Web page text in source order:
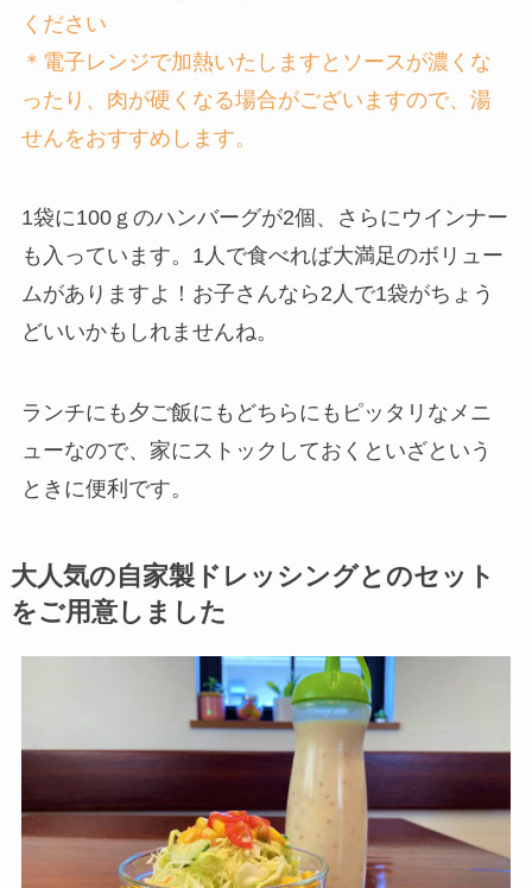
ください
＊電子レンジで加熱いたしますとソースが濃くな
ったり、肉が硬くなる場合がございますので、湯
せんをおすすめします。
1袋に100ｇのハンバーグが2個、さらにウインナー
も入っています。1人で食べれば大満足のボリュー
ムがありますよ！お子さんなら2人で1袋がちょう
どいいかもしれませんね。
ランチにも夕ご飯にもどちらにもピッタリなメニ
ューなので、家にストックしておくといざという
ときに便利です。
大人気の自家製ドレッシングとのセット
をご用意しました